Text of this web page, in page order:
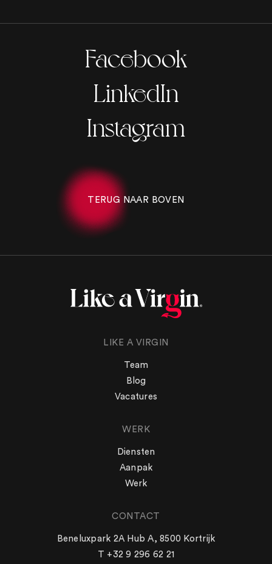
WERK
Diensten
Facebook
LinkedIn
Instagram
TERUG NAAR BOVEN
LIKE A VIRGIN
Team
Blog
Vacatures
WERK
Diensten
Aanpak
Werk
CONTACT
Beneluxpark 2A Hub A, 8500 Kortrijk
T +32 9 296 62 21